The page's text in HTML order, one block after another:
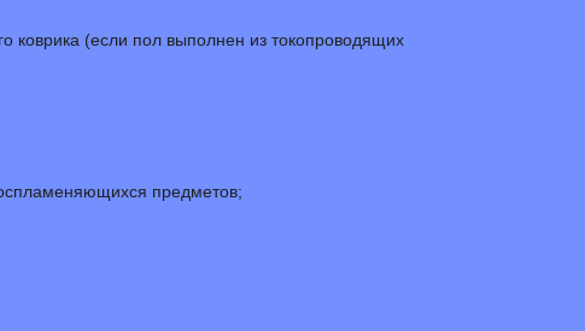
коврика (если пол выполнен из токопроводящих
предметов;